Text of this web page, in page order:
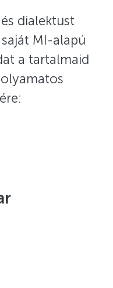
dialektust
MI-alapú
a tartalmaid